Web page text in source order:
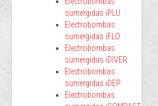
sumergidas iPLU
Electrobombas
sumergidas iFLO
Electrobombas
sumergidas iDIVER
Electrobombas
sumergidas iDEP
Electrobombas